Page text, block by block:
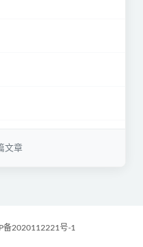
文章
备2020112221号-1